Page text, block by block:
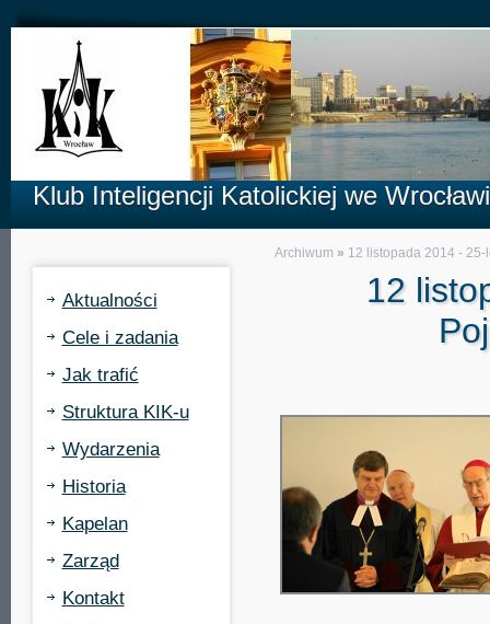
Klub Inteligencji Katolickiej we
Aktualności
Cele i zadania
Jak trafić
Struktura KIK-u
Wydarzenia
Historia
Kapelan
Zarząd
Kontakt
12
Archiwum » 12 listopada 2014 -